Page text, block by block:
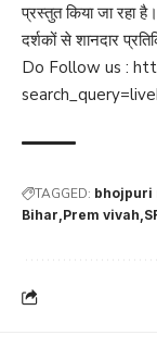
प्रस्तुत किया जा रहा
दर्शकों से शानदार
Do Follow us :
TAGGED: bhojpuri
Bihar Prem vivah